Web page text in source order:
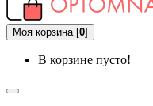
Моя корзина[0]
В корзине пусто!